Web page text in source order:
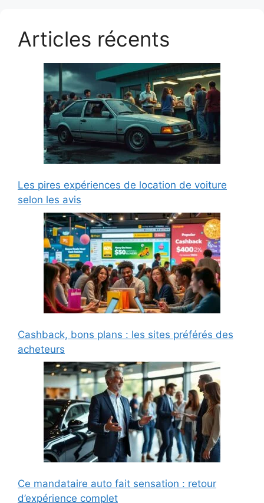
Articles récents
Les pires expériences de location de voiture
selon les avis
Cashback, bons plans : les sites préférés des
acheteurs
Ce mandataire auto fait sensation : retour
d’expérience complet